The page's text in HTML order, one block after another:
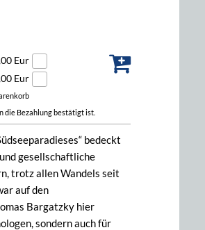
Eur
Eur
die Bezahlung bestätigt ist.
bedeckt
gesellschaftliche
trotz allen Wandels seit
auf den
Bargatzky hier
sondern auch für